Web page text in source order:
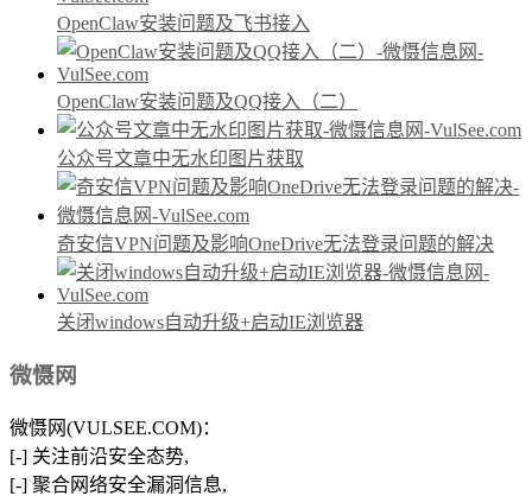
OpenClaw安装问题及飞书接入
OpenClaw安装问题及QQ接入（二）
公众号文章中无水印图片获取
奇安信VPN问题及影响OneDrive无法登录问题的解决
关闭windows自动升级+启动IE浏览器
微慑网
微慑网(VULSEE.COM)：
[-] 关注前沿安全态势,
[-] 聚合网络安全漏洞信息,